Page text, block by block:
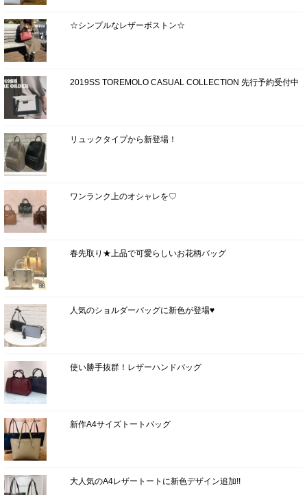
☆シンプルなレザーボストン☆
2019SS TOREMOLO CASUAL COLLECTION 先行予約受付中
リュックタイプから新登場！
ワンランク上のオシャレを♡
春先取り★上品で可愛らしいお花柄バッグ
人気のショルダーバッグに新色が登場♥
使い勝手抜群！レザーハンドバッグ
新作A4サイズトートバッグ
大人気のA4レザートートに新色デザイン追加!!